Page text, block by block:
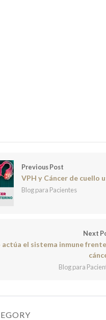
Previous Post
VPH y Cáncer de cuello
Blog para Pacientes
Next
actúa el sistema inmune
Blog para